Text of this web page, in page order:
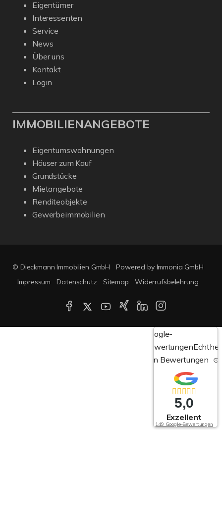
Eigentümer
Interessenten
Service
News
Über uns
Kontakt
Login
IMMOBILIENANGEBOTE
Eigentumswohnungen
Häuser zum Kauf
Grundstücke
Mietangebote
Renditeobjekte
Gewerbeimmobilien
© Dieckmann Immobilien GmbH
Powered by Immonia GmbH
Impressum
Datenschutz Sitemap Widerrufsbelehrung
Google-
Bewertungen
von Bewertungen
5,0
Exzellent
149 Google-Bewertungen